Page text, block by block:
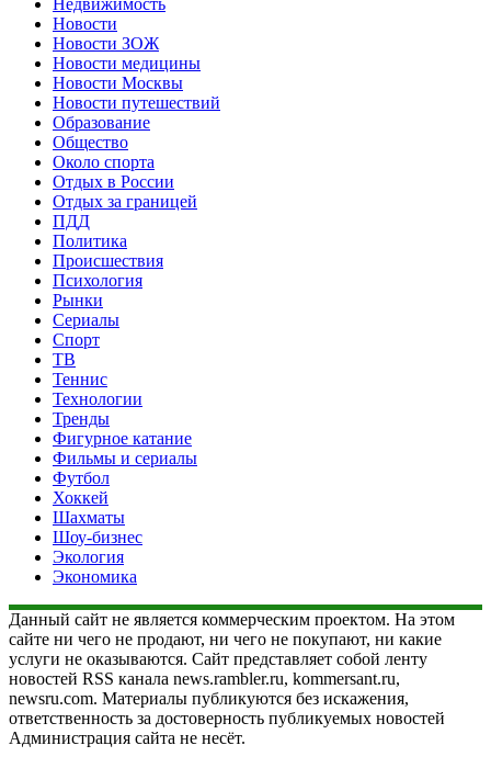
Новости
Новости ЗОЖ
Новости медицины
Новости Москвы
Новости путешествий
Образование
Общество
Около спорта
Отдых в России
Отдых за границей
ПДД
Политика
Происшествия
Психология
Рынки
Сериалы
Спорт
ТВ
Теннис
Технологии
Тренды
Фигурное катание
Фильмы и сериалы
Футбол
Хоккей
Шахматы
Шоу-бизнес
Экология
Экономика
Данный сайт не является коммерческим проектом. На этом
сайте ни чего не продают, ни чего не покупают, ни какие
услуги не оказываются. Сайт представляет собой ленту
новостей RSS канала news.rambler.ru, kommersant.ru,
newsru.com. Материалы публикуются без искажения,
ответственность за достоверность публикуемых новостей
Администрация сайта не несёт.